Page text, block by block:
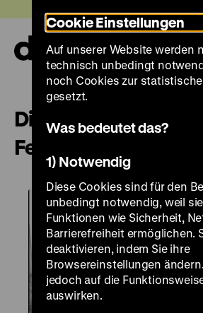
zum
Seiteninhalt
springen
Dissidentinnen:
Feminismus in der
Cookie Einstellungen
Auf unserer Website werden
technisch unbedingt
noch Cookies zur
gesetzt.
Was bedeutet das?
1) Notwendig
Diese Cookies sind für den
unbedingt notwendig, weil
Funktionen wie Sicherheit,
Barrierefreiheit ermöglichen.
deaktivieren, indem Sie ihre
Browsereinstellungen
jedoch auf die
auswirken.